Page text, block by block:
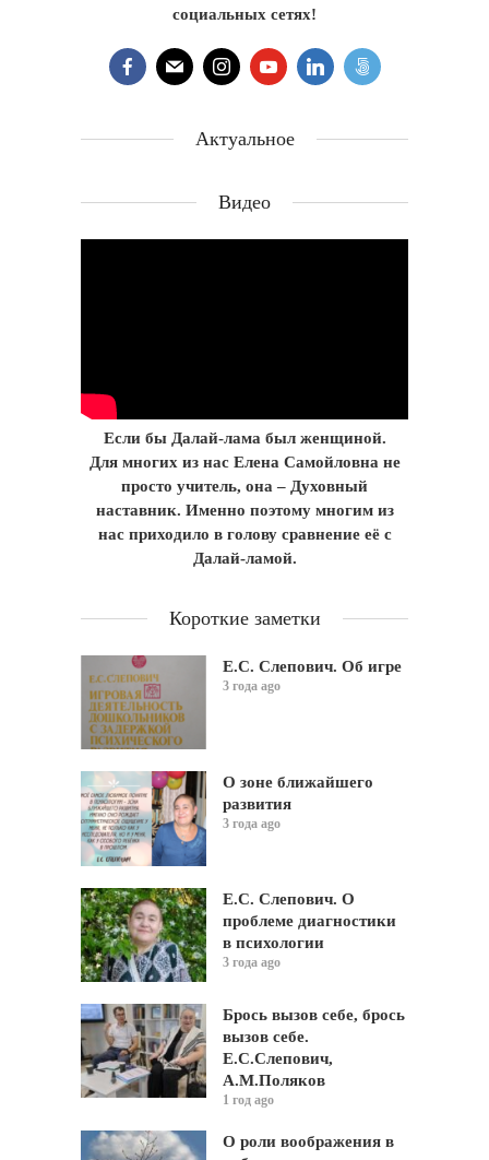
социальных сетях!
Актуальное
Видео
Если бы Далай-лама был женщиной.
Для многих из нас Елена Самойловна не
просто учитель, она – Духовный
наставник. Именно поэтому многим из
нас приходило в голову сравнение её с
Далай-ламой.
Короткие заметки
Е.С. Слепович. Об игре
3 года ago
О зоне ближайшего
развития
3 года ago
Е.С. Слепович. О
проблеме диагностики
в психологии
3 года ago
Брось вызов себе, брось
вызов себе.
Е.С.Слепович,
А.М.Поляков
1 год ago
О роли воображения в